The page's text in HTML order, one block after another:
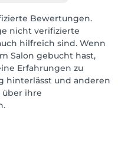
Bewertungen.
nicht verifizierte
hilfreich sind. Wenn
Salon gebucht hast,
Erfahrungen zu
hinterlässt und anderen
ihre